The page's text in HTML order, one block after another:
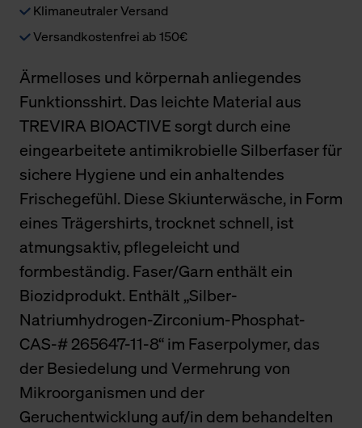
Klimaneutraler Versand
Versandkostenfrei ab 150€
Ärmelloses und körpernah anliegendes
Funktionsshirt. Das leichte Material aus
TREVIRA BIOACTIVE sorgt durch eine
eingearbeitete antimikrobielle Silberfaser für
sichere Hygiene und ein anhaltendes
Frischegefühl. Diese Skiunterwäsche, in Form
eines Trägershirts, trocknet schnell, ist
atmungsaktiv, pflegeleicht und
formbeständig. Faser/Garn enthält ein
Biozidprodukt. Enthält „Silber-
Natriumhydrogen-Zirconium-Phosphat-
CAS-# 265647-11-8“ im Faserpolymer, das
der Besiedelung und Vermehrung von
Mikroorganismen und der
Geruchentwicklung auf/in dem behandelten